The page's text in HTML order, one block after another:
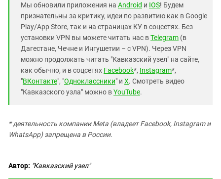
Мы обновили приложения на Android и IOS! Будем
признательны за критику, идеи по развитию как в Google
Play/App Store, так и на страницах КУ в соцсетях. Без
установки VPN вы можете читать нас вTelegram (в
Дагестане, Чечне и Ингушетии – с VPN). Через VPN
можно продолжать читать "Кавказский узел" на сайте,
как обычно, и в соцсетях Facebook*, Instagram*,
"ВКонтакте", "Одноклассники" и X. Смотреть видео
"Кавказского узла" можно вYouTube.
* деятельность компании Meta (владеет Facebook, Instagram и
WhatsApp) запрещена в России.
Автор: "Кавказский узел"